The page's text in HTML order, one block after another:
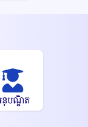
និងការអនុវត្តឲ្យបានត្រឹម
ក្នុងវិស័យដែនដី
នុបណ្ឌិត